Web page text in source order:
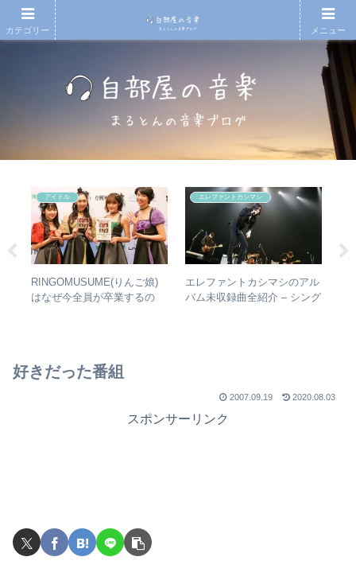
アイドル
RINGOMUSUME(りんご娘)
はなぜ今全員が卒業するの
エレファントカシマシ
エレファントカシマシのアル
バム未収録曲全紹介 – シング
好きだった番組
2007.09.19 2020.08.03
スポンサーリンク
カテゴリー メニュー